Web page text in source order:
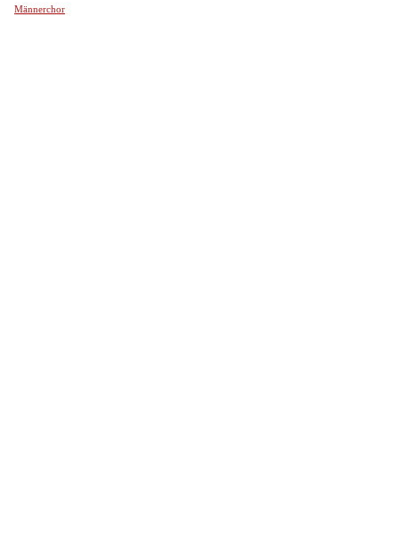
Männerchor